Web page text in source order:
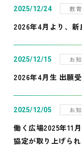
2025/12/24 教
2026年4月より、
2025/12/15 お
2026年4月生 出願受
2025/12/05 お
働く広場2025年11
協定が取り上げら